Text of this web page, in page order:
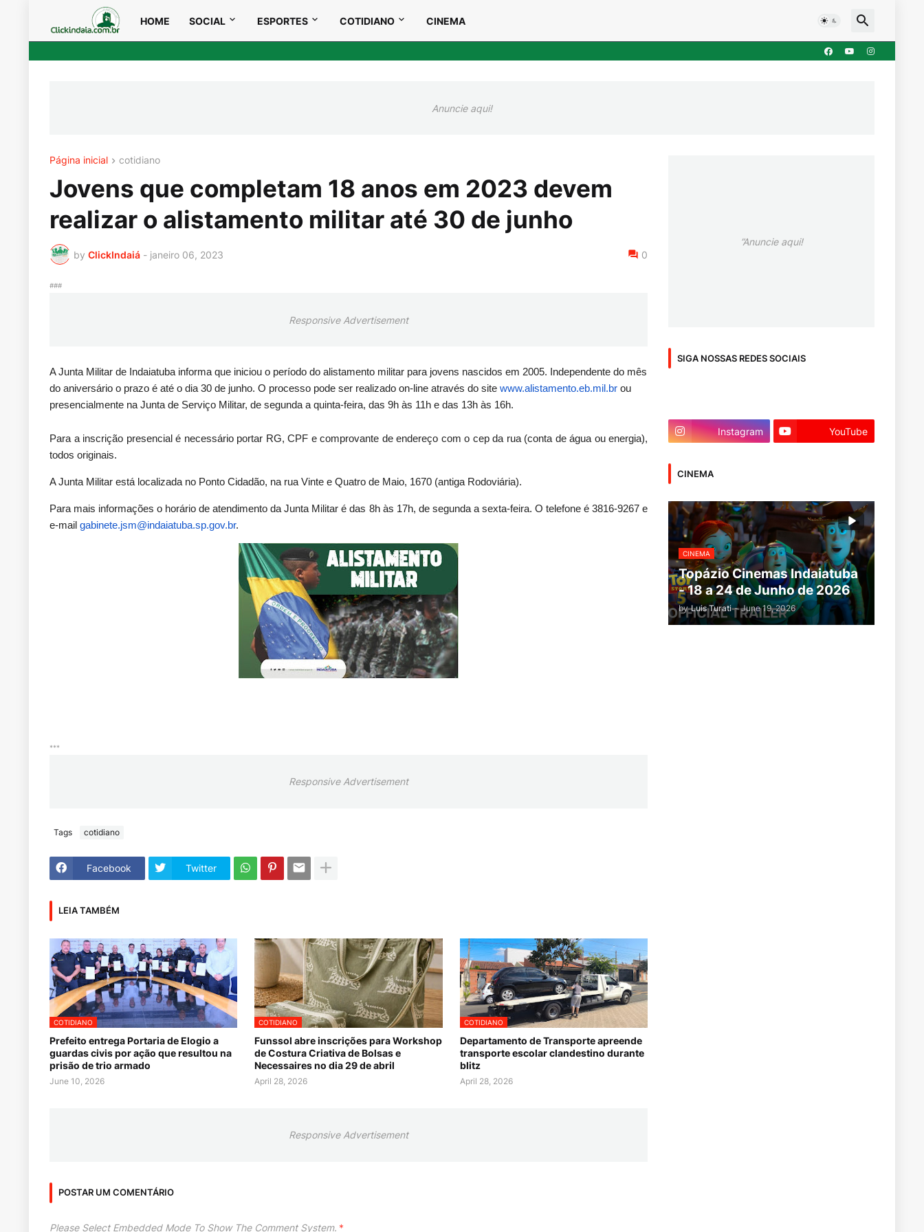
HOME SOCIAL ESPORTES COTIDIANO CINEMA
Anuncie aqui!
Página inicial cotidiano
Jovens que completam 18 anos em 2023 devem
realizar o alistamento militar até 30 de junho
by ClickIndaiá - janeiro 06, 2023 0
###
Responsive Advertisement
A Junta Militar de Indaiatuba informa que iniciou o período do alistamento militar para jovens nascidos em 2005. Independente do mês
do aniversário o prazo é até o dia 30 de junho. O processo pode ser realizado on-line através do site www.alistamento.eb.mil.br ou
presencialmente na Junta de Serviço Militar, de segunda a quinta-feira, das 9h às 11h e das 13h às 16h.
Para a inscrição presencial é necessário portar RG, CPF e comprovante de endereço com o cep da rua (conta de água ou energia),
todos originais.
A Junta Militar está localizada no Ponto Cidadão, na rua Vinte e Quatro de Maio, 1670 (antiga Rodoviária).
Para mais informações o horário de atendimento da Junta Militar é das 8h às 17h, de segunda a sexta-feira. O telefone é 3816-9267 e
e-mail gabinete.jsm@indaiatuba.sp.gov.br.
***
Responsive Advertisement
Tags cotidiano
Facebook Twitter
LEIA TAMBÉM
COTIDIANO
Prefeito entrega Portaria de Elogio a
guardas civis por ação que resultou na
prisão de trio armado
June 10, 2026
COTIDIANO
Funssol abre inscrições para Workshop
de Costura Criativa de Bolsas e
Necessaires no dia 29 de abril
April 28, 2026
COTIDIANO
Departamento de Transporte apreende
transporte escolar clandestino durante
blitz
April 28, 2026
Responsive Advertisement
POSTAR UM COMENTÁRIO
Please Select Embedded Mode To Show The Comment System. *
”Anuncie aqui!
SIGA NOSSAS REDES SOCIAIS
Instagram YouTube
CINEMA
CINEMA
Topázio Cinemas Indaiatuba
- 18 a 24 de Junho de 2026
by Luis Turati - June 19, 2026